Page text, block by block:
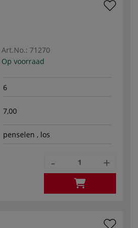
Art.No.: 71270
Op voorraad
6
7,00
penselen , los
- +